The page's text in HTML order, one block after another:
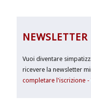
NEWSLETTER
Vuoi diventare
ricevere la newsletter
completare l'iscrizione -